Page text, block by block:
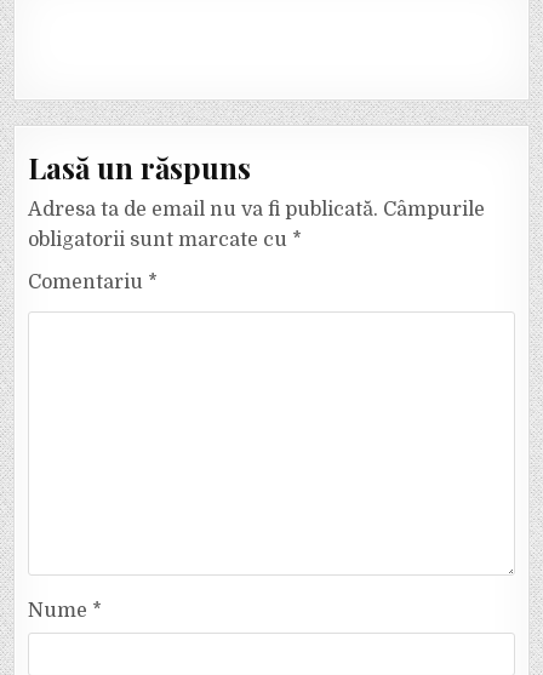
Lasă un răspuns
Adresa ta de email nu va fi publicată. Câmpurile
obligatorii sunt marcate cu *
Comentariu *
Nume *